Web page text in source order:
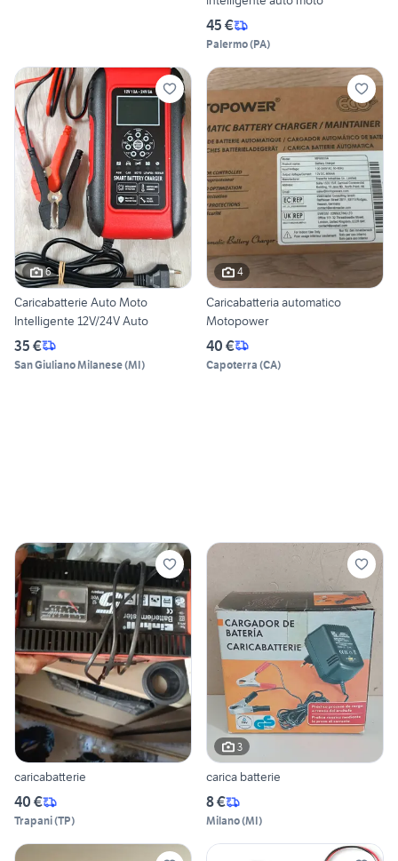
45 €
Palermo(PA)
6
Caricabatterie Auto Moto
Intelligente 12V/24V Auto
35 €
San Giuliano Milanese(MI)
4
Caricabatteria automatico
Motopower
40 €
Capoterra (CA)
caricabatterie
40 €
Trapani(TP)
3
carica batterie
8 €
Milano(MI)